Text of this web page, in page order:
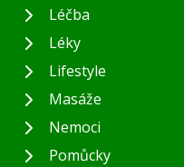
Léčba
Léky
Lifestyle
Masáže
Nemoci
Pomůcky